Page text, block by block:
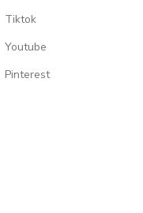
Tiktok
Youtube
Pinterest